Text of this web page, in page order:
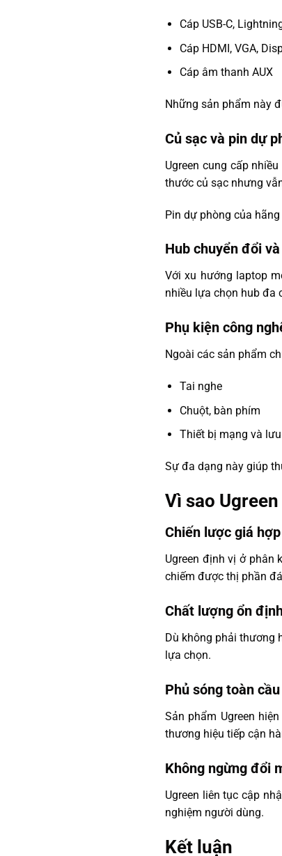
Cáp USB-C,
Cáp HDMI, VGA,
Cáp âm thanh AUX
Những sản phẩm này
Củ sạc và pin dự
Ugreen cung cấp
thước củ sạc nhưng
Pin dự phòng của
Hub chuyển đổi
Với xu hướng laptop
nhiều lựa chọn hub đa
Phụ kiện công
Ngoài các sản phẩm
Tai nghe
Chuột, bàn phím
Thiết bị mạng và
Sự đa dạng này giúp
Vì sao
Chiến lược giá
Ugreen định vị ở phân
chiếm được thị phần
Chất lượng ổn
Dù không phải thương
lựa chọn.
Phủ sóng toàn
Sản phẩm Ugreen
thương hiệu tiếp cận
Không ngừng đổi
Ugreen liên tục cập
nghiệm người dùng.
Kết luận